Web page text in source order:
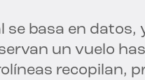
se basa en datos,
un vuelo
recopilan,